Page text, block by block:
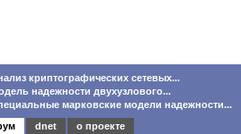
криптографических сетевых...
надежности двухузлового...
марковские модели надежности...
dnet
о проекте